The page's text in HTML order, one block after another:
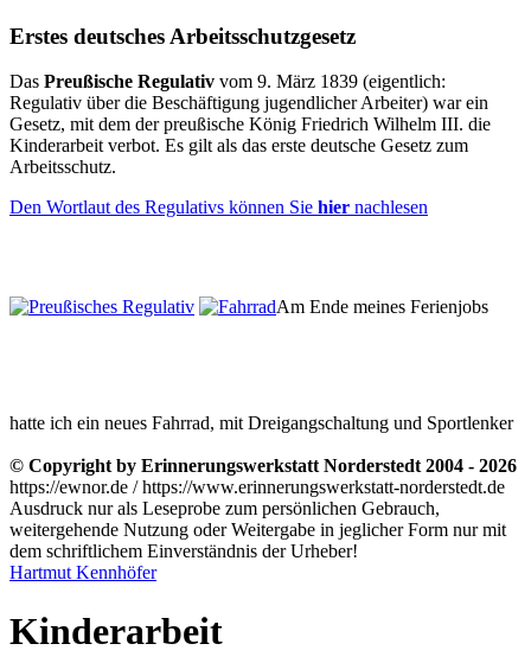
Erstes deutsches Arbeitsschutzgesetz
Das Preußische Regulativ vom 9. März 1839 (eigentlich:
Regulativ über die Beschäftigung jugendlicher Arbeiter) war ein
Gesetz, mit dem der preußische König Friedrich Wilhelm III. die
Kinderarbeit verbot. Es gilt als das erste deutsche Gesetz zum
Arbeitsschutz.
Den Wortlaut des Regulativs können Sie hier nachlesen
Am Ende meines Ferienjobs
hatte ich ein neues Fahrrad, mit Dreigangschaltung und Sportlenker
© Copyright by Erinnerungswerkstatt Norderstedt 2004 - 2026
https://ewnor.de / https://www.erinnerungswerkstatt-norderstedt.de
Ausdruck nur als Leseprobe zum persönlichen Gebrauch,
weitergehende Nutzung oder Weitergabe in jeglicher Form nur mit
dem schriftlichem Einverständnis der Urheber!
Hartmut Kennhöfer
Kinderarbeit